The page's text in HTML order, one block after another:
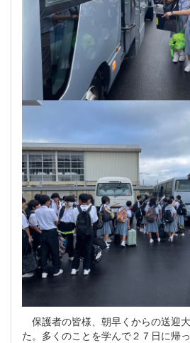
保護者の皆様、朝早くからの送迎
た。多くのことを学んで２７日に帰